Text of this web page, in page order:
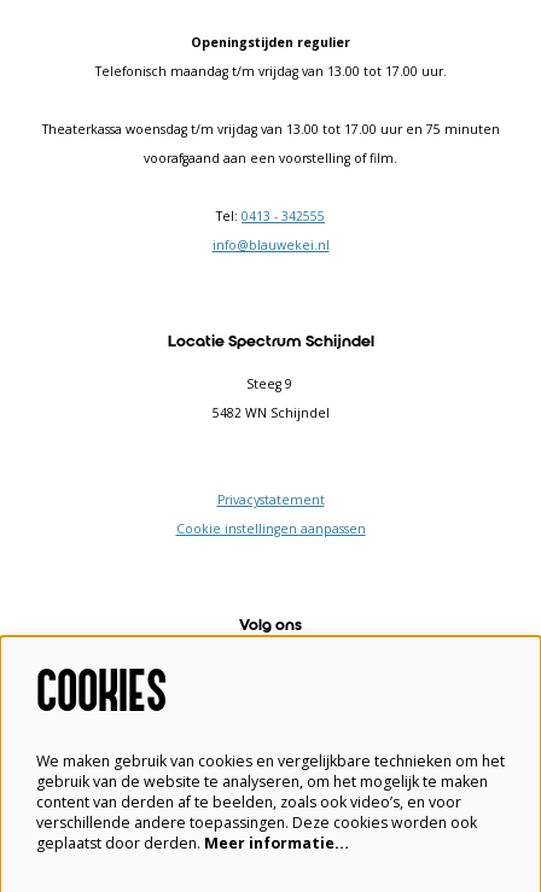
Openingstijden regulier
Telefonisch maandag t/m vrijdag van 13.00 tot 17.00 uur.
Theaterkassa woensdag t/m vrijdag van 13.00 tot 17.00 uur en 75 minuten
voorafgaand aan een voorstelling of film.
Tel: 0413 - 342555
info@blauwekei.nl
Locatie Spectrum Schijndel
Steeg 9
5482 WN Schijndel
Privacystatement
Cookie instellingen aanpassen
Volg ons
Aanmelden
COOKIES
We maken gebruik van cookies en vergelijkbare technieken om het
gebruik van de website te analyseren, om het mogelijk te maken
content van derden af te beelden, zoals ook video’s, en voor
verschillende andere toepassingen. Deze cookies worden ook
geplaatst door derden. Meer informatie…